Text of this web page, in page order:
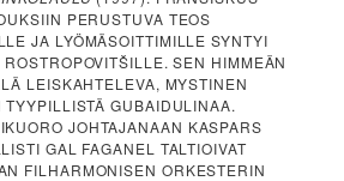
PERUSTUVA TEOS
JA LYÖMÄSOITTIMILLE SYNTYI
SEN HIMMEÄN
LEISKAHTELEVA, MYSTINEN
GUBAIDULINAA.
JOHTAJANAAN KASPARS
GAL FAGANEL TALTIOIVAT
FILHARMONISEN ORKESTERIN